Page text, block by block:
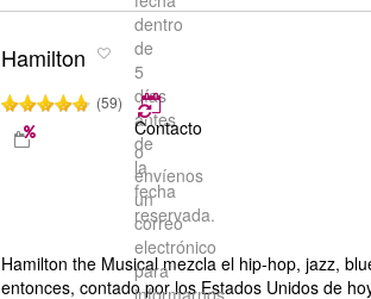
dentro
de
5
días
antes
de
la
fecha
reservada.
Hamilton
(59)
Contacto
o
envíenos
un
correo
electrónico
para
informarnos
Hamilton the Musical mezcla el hip-hop, jazz,
entonces, contado por los Estados Unidos de